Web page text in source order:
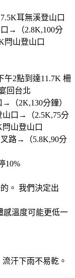
耳無溪登山口
→（2.8K,100分
山登山口
午2點到達11.7K 柵
回台北
（2K,130分鐘）
口→（2.5K,75分
山登山口
路→（5.8K,90分
10%
。 我們決定出
感溫度可能更低一
汗下雨不易乾。